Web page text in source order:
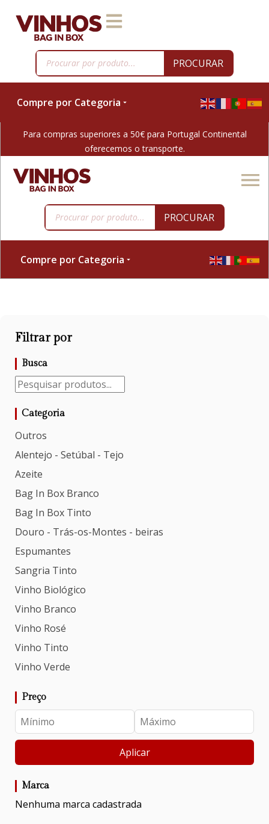
PROCURAR
Compre por Categoria
Para compras superiores a 50€ para Portugal Continental
oferecemos o transporte.
PROCURAR
Compre por Categoria
Filtrar por
Busca
Categoria
Outros
Alentejo - Setúbal - Tejo
Azeite
Bag In Box Branco
Bag In Box Tinto
Douro - Trás-os-Montes - beiras
Espumantes
Sangria Tinto
Vinho Biológico
Vinho Branco
Vinho Rosé
Vinho Tinto
Vinho Verde
Preço
Aplicar
Marca
Nenhuma marca cadastrada